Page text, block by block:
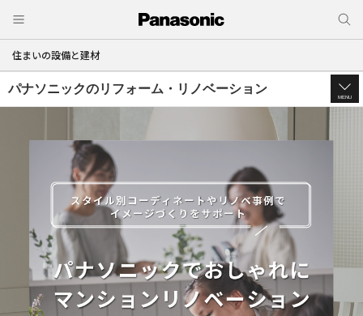
住まいの設備と建材
パナソニックのリフォーム・リノベーション
MENU